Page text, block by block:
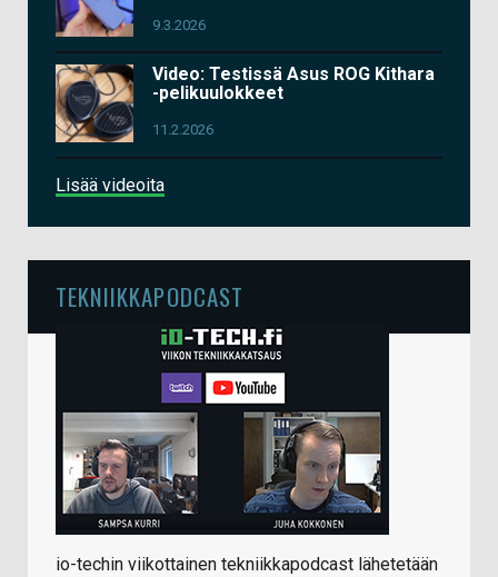
9.3.2026
Video: Testissä Asus ROG Kithara
-pelikuulokkeet
11.2.2026
Lisää videoita
TEKNIIKKAPODCAST
io-techin viikottainen tekniikkapodcast lähetetään